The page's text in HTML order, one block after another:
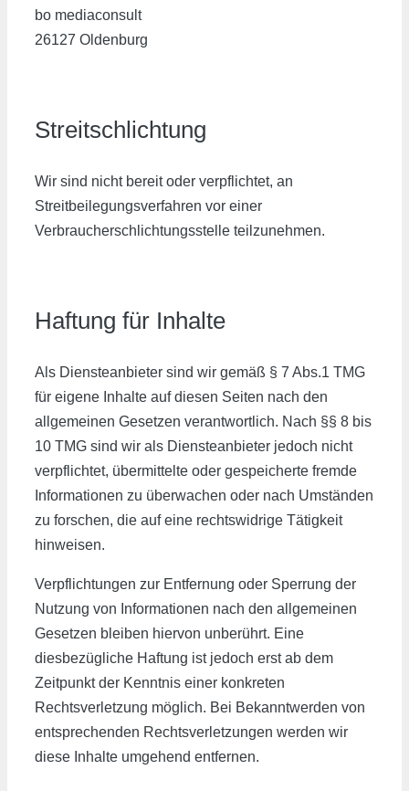
bo mediaconsult
26127 Oldenburg
Streitschlichtung
Wir sind nicht bereit oder verpflichtet, an
Streitbeilegungsverfahren vor einer
Verbraucherschlichtungsstelle teilzunehmen.
Haftung für Inhalte
Als Diensteanbieter sind wir gemäß § 7 Abs.1 TMG
für eigene Inhalte auf diesen Seiten nach den
allgemeinen Gesetzen verantwortlich. Nach §§ 8 bis
10 TMG sind wir als Diensteanbieter jedoch nicht
verpflichtet, übermittelte oder gespeicherte fremde
Informationen zu überwachen oder nach Umständen
zu forschen, die auf eine rechtswidrige Tätigkeit
hinweisen.
Verpflichtungen zur Entfernung oder Sperrung der
Nutzung von Informationen nach den allgemeinen
Gesetzen bleiben hiervon unberührt. Eine
diesbezügliche Haftung ist jedoch erst ab dem
Zeitpunkt der Kenntnis einer konkreten
Rechtsverletzung möglich. Bei Bekanntwerden von
entsprechenden Rechtsverletzungen werden wir
diese Inhalte umgehend entfernen.